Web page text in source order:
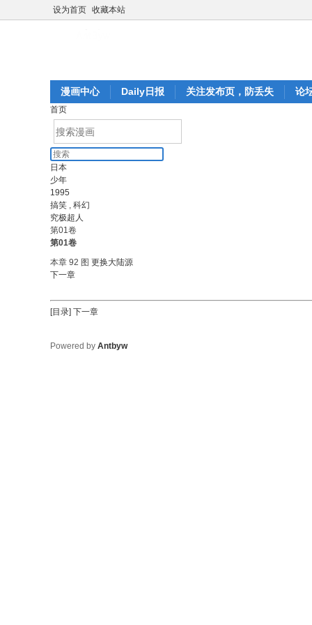
设为首页 收藏本站
漫画中心 Daily日报 关注发布页，防丢失 论
首页
日本
少年
1995
搞笑 , 科幻
究极超人
第01卷
第01卷
本章 92 图 更换大陆源
下一章
[目录] 下一章
Powered by Antbyw